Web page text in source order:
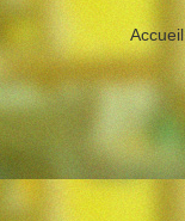
Accueil